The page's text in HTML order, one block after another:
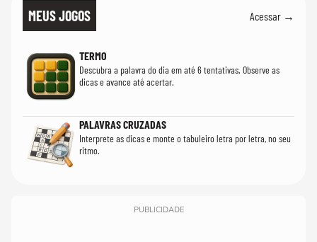
MEUS JOGOS Acessar →
TERMO
Descubra a palavra do dia em até 6 tentativas. Observe as
dicas e avance até acertar.
PALAVRAS CRUZADAS
Interprete as dicas e monte o tabuleiro letra por letra, no seu
ritmo.
PUBLICIDADE